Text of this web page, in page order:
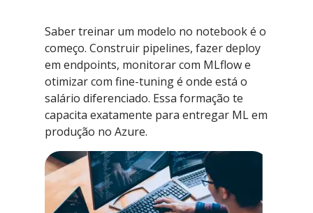
Saber treinar um modelo no notebook é o
começo. Construir pipelines, fazer deploy
em endpoints, monitorar com MLflow e
otimizar com fine-tuning é onde está o
salário diferenciado. Essa formação te
capacita exatamente para entregar ML em
produção no Azure.